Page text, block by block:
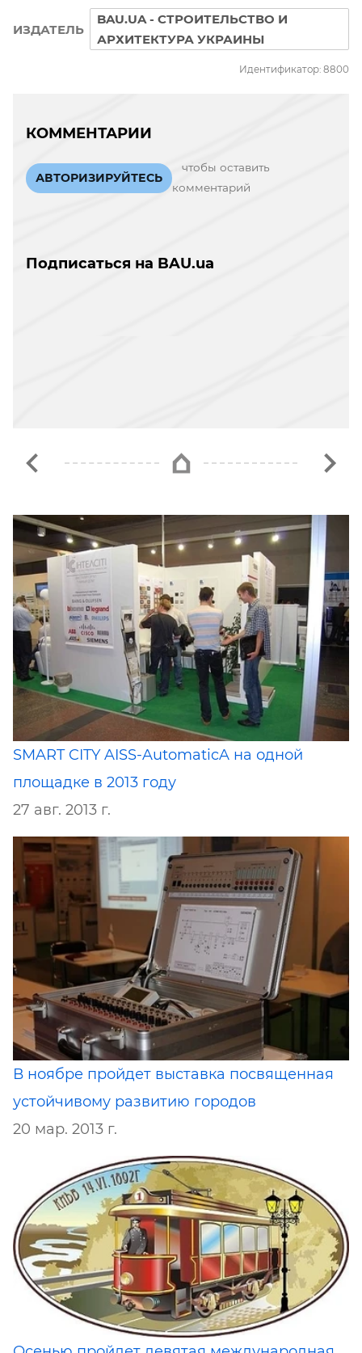
ИЗДАТЕЛЬ
BAU.UA - СТРОИТЕЛЬСТВО И
АРХИТЕКТУРА УКРАИНЫ
Идентификатор: 8800
КОММЕНТАРИИ
АВТОРИЗИРУЙТЕСЬ
чтобы оставить
комментарий
Подписаться на BAU.ua
SMART CITY AISS-AutomaticA на одной
площадке в 2013 году
27 авг. 2013 г.
В ноябре пройдет выставка посвященная
устойчивому развитию городов
20 мар. 2013 г.